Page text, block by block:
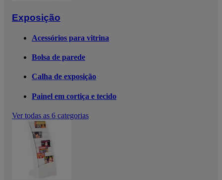
Exposição
Acessórios para vitrina
Bolsa de parede
Calha de exposição
Painel em cortiça e tecido
Ver todas as 6 categorias